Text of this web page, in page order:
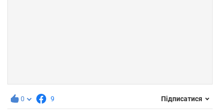
0 9 Підписатися